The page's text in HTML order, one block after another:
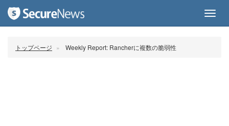
トップページ Weekly Report: Rancherに複数の脆弱性